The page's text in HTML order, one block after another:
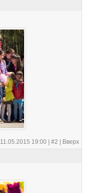
11.05.2015 19:00 | #2 Вверх